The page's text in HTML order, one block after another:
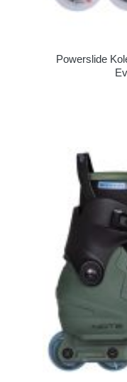
Powerslide